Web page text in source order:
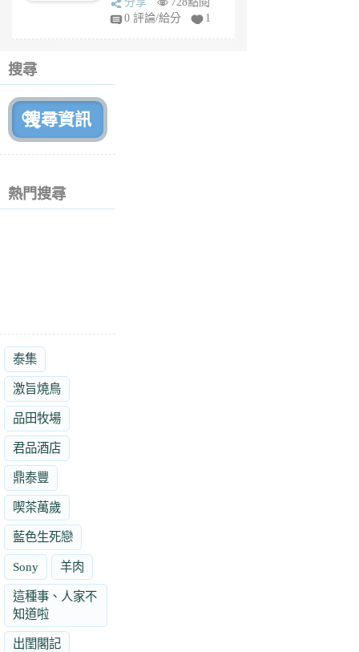
fy
0 評論/給分
1
搜尋
熱門搜尋
泰集
激旨燒鳥
品田牧場
君品酒店
鼎泰豐
喫茶萬歲
藍色生死戀
Sony 羊肉
這種事、人家不
知道啦
出閨閣記